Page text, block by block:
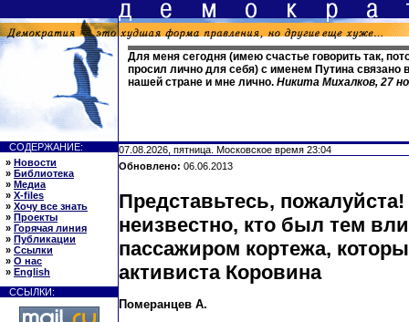
Для меня сегодня (имею счастье говорить так,
просил лично для себя) с именем Путина связано
нашей стране и мне лично. Никита Михалков, 27
СОДЕРЖАНИЕ:
» Новости
» Библиотека
» Медиа
» X-files
» Хочу все знать
» Проекты
» Горячая линия
» Публикации
» Ссылки
» О нас
» English
ССЫЛКИ:
07.08.2026, пятница. Московское время 23:04
Обновлено: 06.06.2013
Представьтесь,
неизвестно, кто был тем
пассажиром кортежа,
активиста Коровина
Померанцев А.